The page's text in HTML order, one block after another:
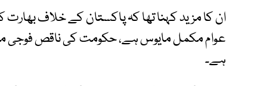
ان کا مزید کہنا تھا کہ پاکستان کے خلاف
عوام مکمل مایوس ہے، حکومت کی ناقص فوجی
ہے۔